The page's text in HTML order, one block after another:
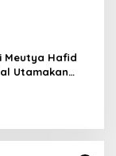
Meutya Hafid
Utamakan